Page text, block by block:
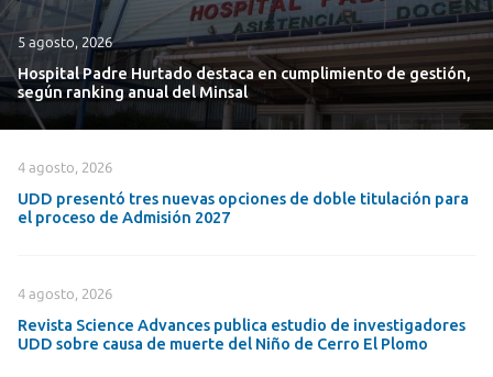
5 agosto, 2026
Hospital Padre Hurtado destaca en cumplimiento de gestión,
según ranking anual del Minsal
4 agosto, 2026
UDD presentó tres nuevas opciones de doble titulación para
el proceso de Admisión 2027
4 agosto, 2026
Revista Science Advances publica estudio de investigadores
UDD sobre causa de muerte del Niño de Cerro El Plomo